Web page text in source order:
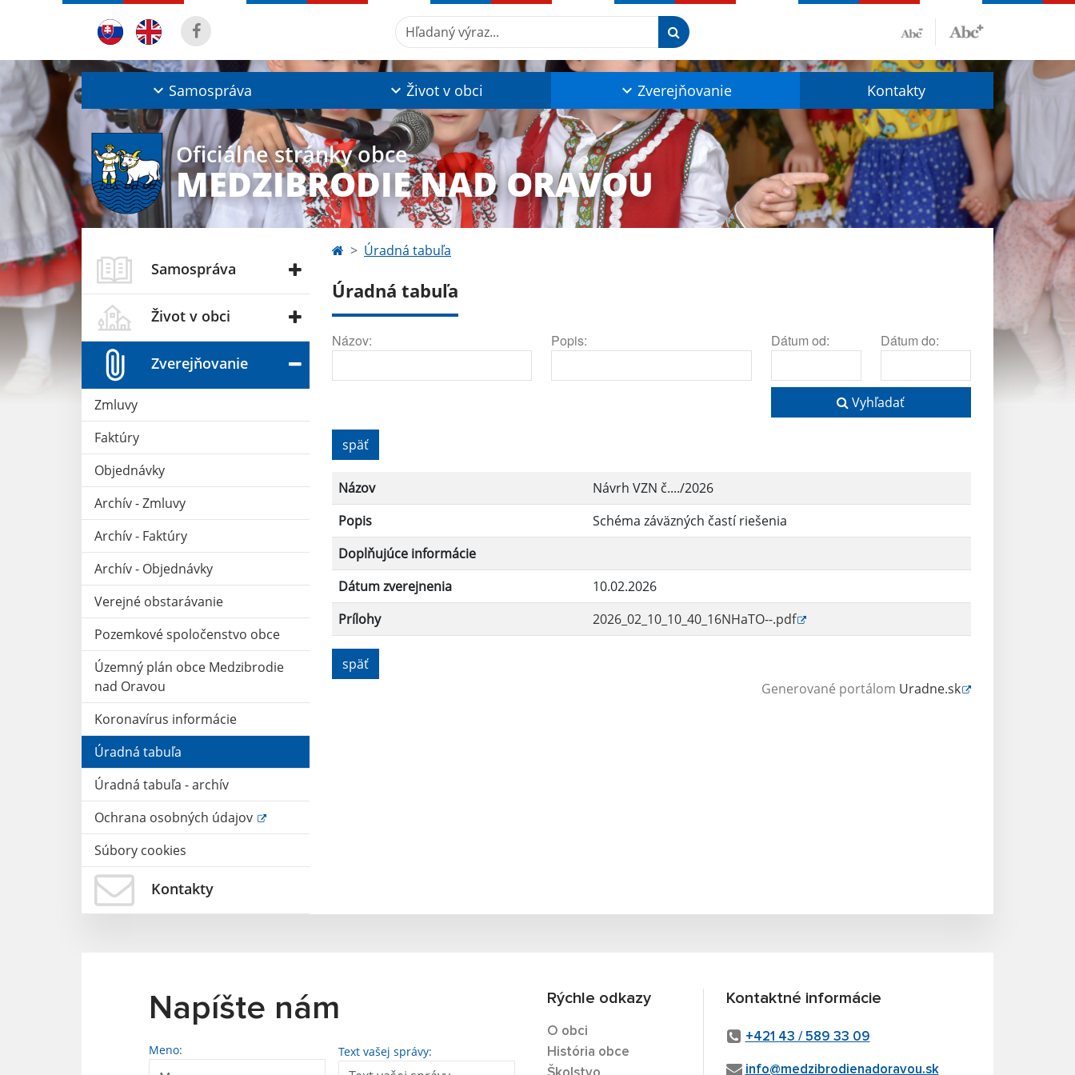
Hľadaný výraz...
Samospráva Život v obci Zverejňovanie Kontakty
Oficiálne stránky obce
MEDZIBRODIE NAD ORAVOU
Samospráva
Život v obci
Zverejňovanie
Zmluvy
Faktúry
Objednávky
Archív - Zmluvy
Archív - Faktúry
Archív - Objednávky
Verejné obstarávanie
Pozemkové spoločenstvo obce
Územný plán obce Medzibrodie
nad Oravou
Koronavírus informácie
Úradná tabuľa
Úradná tabuľa - archív
Ochrana osobných údajov
Súbory cookies
Kontakty
Úradná tabuľa
Úradná tabuľa
Názov: Popis: Dátum od: Dátum do:
Vyhľadať
späť
Názov
Návrh VZN č..../2026
Popis
Schéma záväzných častí riešenia
Doplňujúce informácie
Dátum zverejnenia
10.02.2026
Prílohy
2026_02_10_10_40_16NHaTO--.pdf
späť
Generované portálom Uradne.sk
Napíšte nám
Meno: Text vašej správy:
Rýchle odkazy
O obci
História obce
Kontaktné informácie
+421 43 / 589 33 09
info@medzibrodienadoravou.sk